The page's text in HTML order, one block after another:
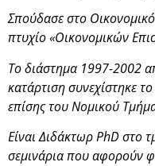
Σπούδασε στο
πτυχίο «Οικονομικών
Το διάστημα 1997-2002
κατάρτιση συνεχίστηκε
επίσης του Νομικού
Είναι Διδάκτωρ PhD στο
σεμινάρια που αφορούν